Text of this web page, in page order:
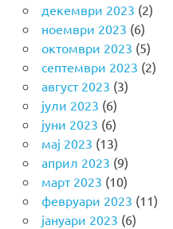
декември 2023 (2)
ноември 2023 (6)
октомври 2023 (5)
септември 2023 (2)
август 2023 (3)
јули 2023 (6)
јуни 2023 (6)
мај 2023 (13)
април 2023 (9)
март 2023 (10)
февруари 2023 (11)
јануари 2023 (6)